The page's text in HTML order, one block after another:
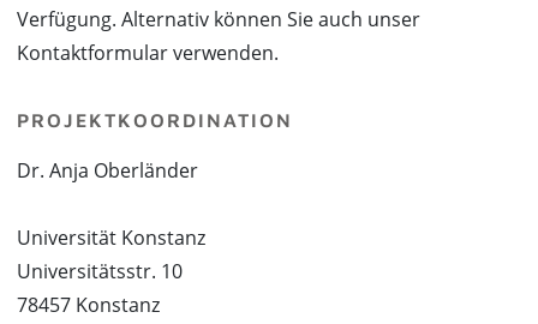
Verfügung. Alternativ können Sie auch unser
Kontaktformular verwenden.
PROJEKTKOORDINATION
Dr. Anja Oberländer
Universität Konstanz
Universitätsstr. 10
78457 Konstanz